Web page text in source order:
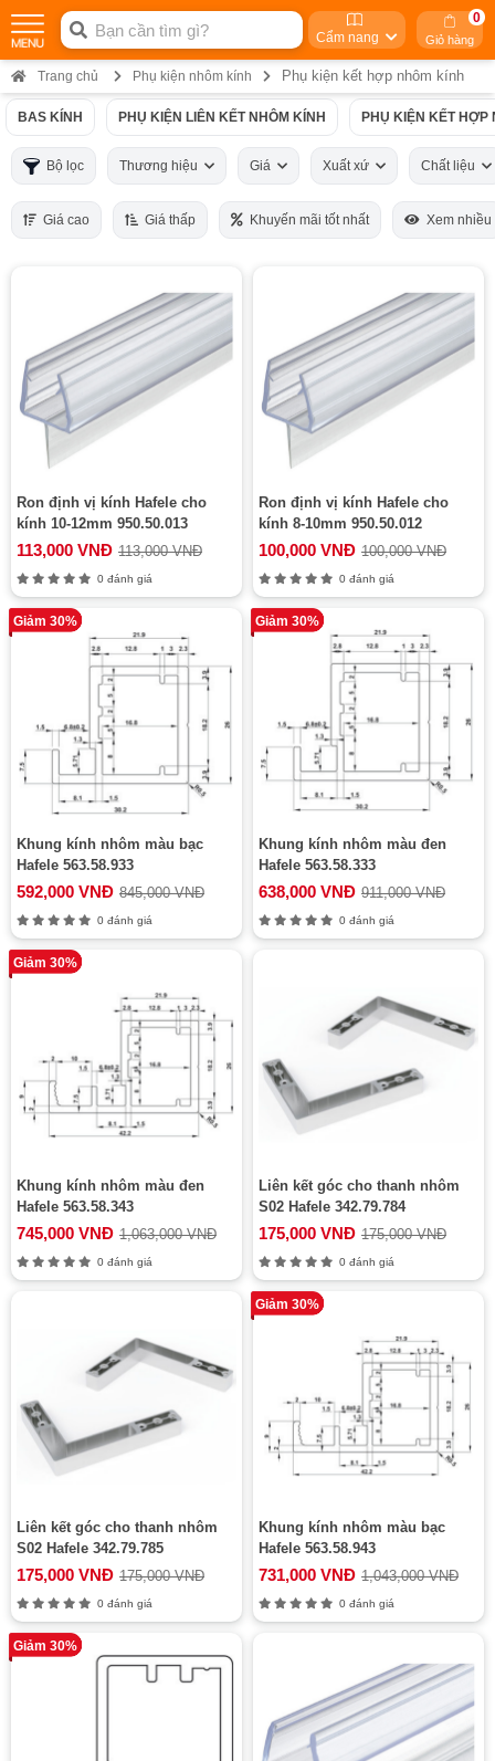
Cẩm nang Giỏ hàng
0
Trang chủ Phụ kiện nhôm kính Phụ kiện kết hợp nhôm kính
BAS KÍNH PHỤ KIỆN LIÊN KẾT NHÔM KÍNH PHỤ KIỆN KẾT HỢP
Bộ lọc Thương hiệu Giá Xuất xứ Chất liệu
Giá cao Giá thấp Khuyến mãi tốt nhất Xem nhiều
Ron định vị kính Hafele cho
kính 10-12mm 950.50.013
113,000 VNĐ 113,000 VNĐ
0 đánh giá
Ron định vị kính Hafele cho
kính 8-10mm 950.50.012
100,000 VNĐ 100,000 VNĐ
0 đánh giá
Giảm 30%
Khung kính nhôm màu bạc
Hafele 563.58.933
592,000 VNĐ 845,000 VNĐ
0 đánh giá
Giảm 30%
Khung kính nhôm màu đen
Hafele 563.58.333
638,000 VNĐ 911,000 VNĐ
0 đánh giá
Giảm 30%
Khung kính nhôm màu đen
Hafele 563.58.343
745,000 VNĐ 1,063,000 VNĐ
0 đánh giá
Liên kết góc cho thanh nhôm
S02 Hafele 342.79.784
175,000 VNĐ 175,000 VNĐ
0 đánh giá
Liên kết góc cho thanh nhôm
S02 Hafele 342.79.785
175,000 VNĐ 175,000 VNĐ
0 đánh giá
Giảm 30%
Khung kính nhôm màu bạc
Hafele 563.58.943
731,000 VNĐ 1,043,000 VNĐ
0 đánh giá
Giảm 30%